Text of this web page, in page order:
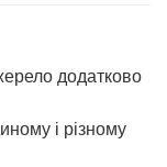
додатково
і різному